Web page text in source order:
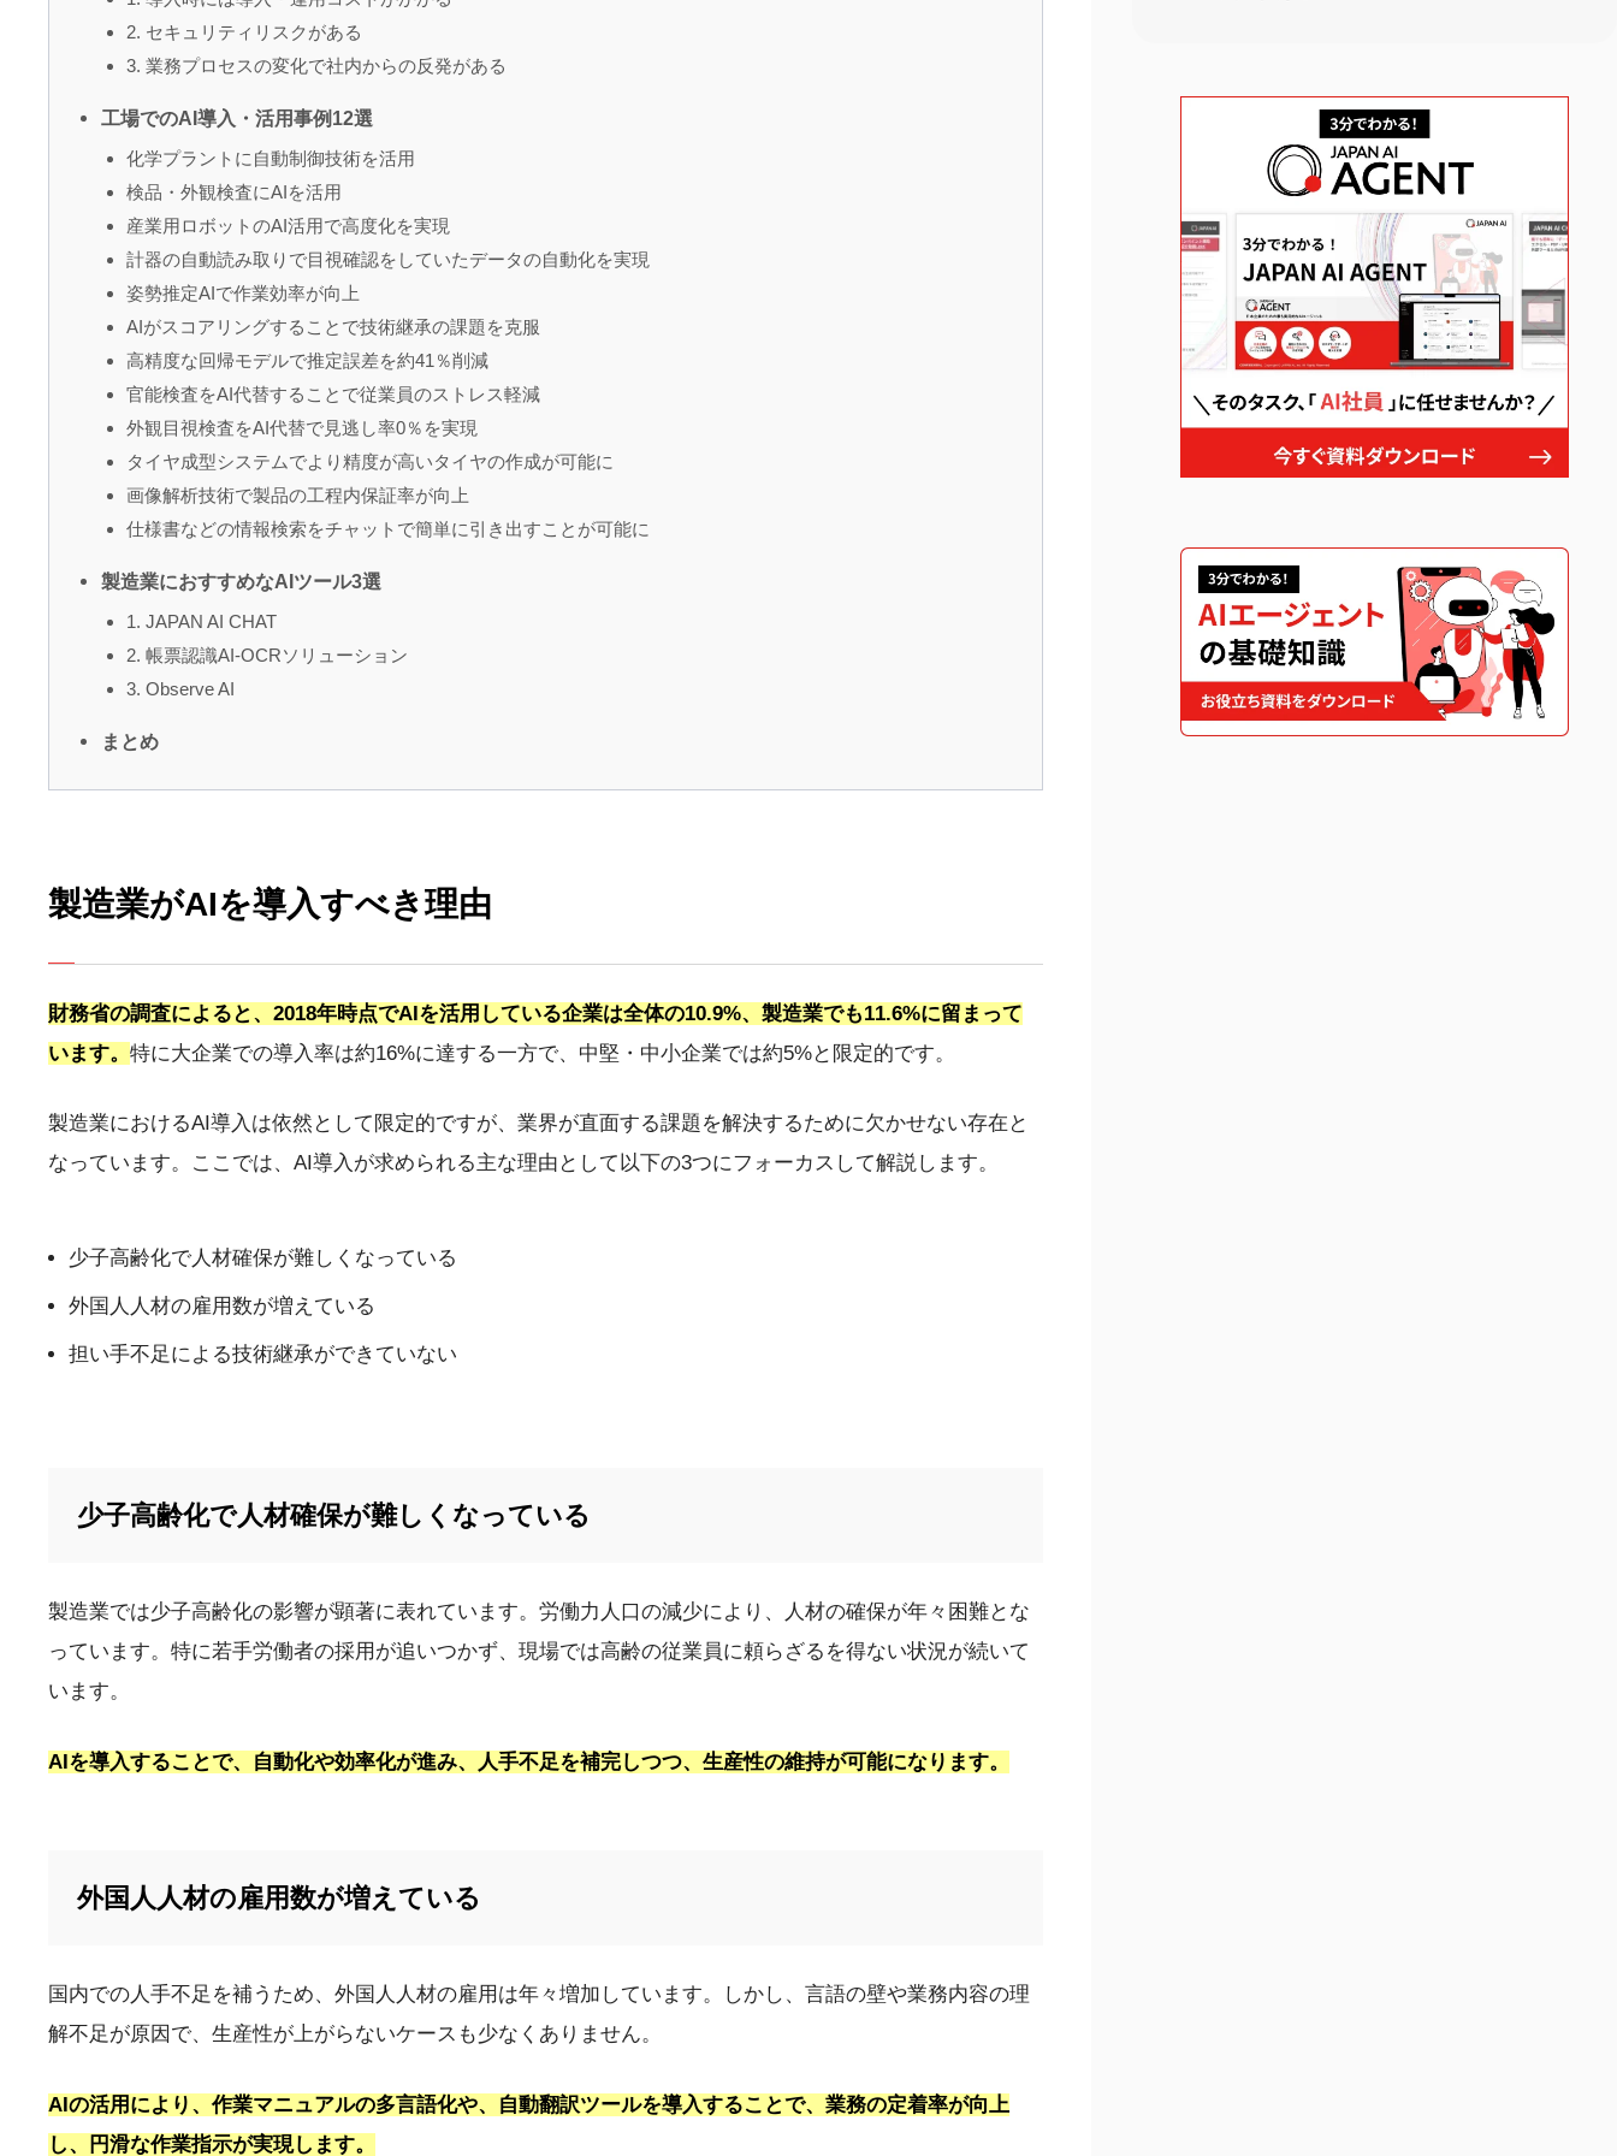
2. セキュリティリスクがある
3. 業務プロセスの変化で社内からの反発がある
工場でのAI導入・活用事例12選
化学プラントに自動制御技術を活用
検品・外観検査にAIを活用
産業用ロボットのAI活用で高度化を実現
計器の自動読み取りで目視確認をしていたデータの自動化を実現
姿勢推定AIで作業効率が向上
AIがスコアリングすることで技術継承の課題を克服
高精度な回帰モデルで推定誤差を約41％削減
官能検査をAI代替することで従業員のストレス軽減
外観目視検査をAI代替で見逃し率0％を実現
タイヤ成型システムでより精度が高いタイヤの作成が可能に
画像解析技術で製品の工程内保証率が向上
仕様書などの情報検索をチャットで簡単に引き出すことが可能に
製造業におすすめなAIツール3選
1. JAPAN AI CHAT
2. 帳票認識AI-OCRソリューション
3. Observe AI
まとめ
製造業がAIを導入すべき理由
財務省の調査によると、2018年時点でAIを活用している企業は全体の10.9%、製造業でも11.6%に留まって
います。 特に大企業での導入率は約16%に達する一方で、中堅・中小企業では約5%と限定的です。
製造業におけるAI導入は依然として限定的ですが、業界が直面する課題を解決するために欠かせない存在と
なっています。ここでは、AI導入が求められる主な理由として以下の3つにフォーカスして解説します。
少子高齢化で人材確保が難しくなっている
外国人人材の雇用数が増えている
担い手不足による技術継承ができていない
少子高齢化で人材確保が難しくなっている
製造業では少子高齢化の影響が顕著に表れています。労働力人口の減少により、人材の確保が年々困難とな
っています。特に若手労働者の採用が追いつかず、現場では高齢の従業員に頼らざるを得ない状況が続いて
います。
AIを導入することで、自動化や効率化が進み、人手不足を補完しつつ、生産性の維持が可能になります。
外国人人材の雇用数が増えている
国内での人手不足を補うため、外国人人材の雇用は年々増加しています。しかし、言語の壁や業務内容の理
解不足が原因で、生産性が上がらないケースも少なくありません。
AIの活用により、作業マニュアルの多言語化や、自動翻訳ツールを導入することで、業務の定着率が向上
し、円滑な作業指示が実現します。